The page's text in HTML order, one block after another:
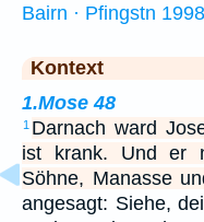
Bairn · Pfingstn
Kontext
1.Mose 48
1 Darnach ward
ist krank. Und er
Söhne, Manasse
angesagt: Siehe,